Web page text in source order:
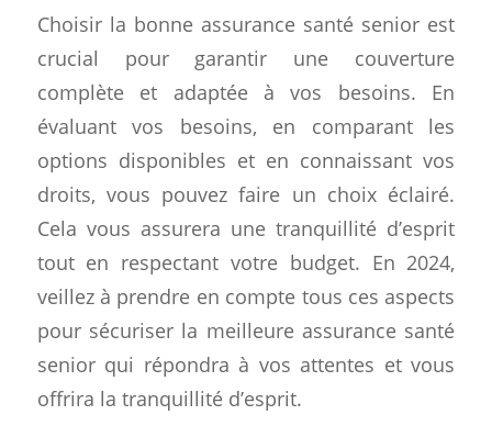
Choisir la bonne assurance santé senior est
crucial pour garantir une couverture
complète et adaptée à vos besoins. En
évaluant vos besoins, en comparant les
options disponibles et en connaissant vos
droits, vous pouvez faire un choix éclairé.
Cela vous assurera une tranquillité d’esprit
tout en respectant votre budget. En 2024,
veillez à prendre en compte tous ces aspects
pour sécuriser la meilleure assurance santé
senior qui répondra à vos attentes et vous
offrira la tranquillité d’esprit.